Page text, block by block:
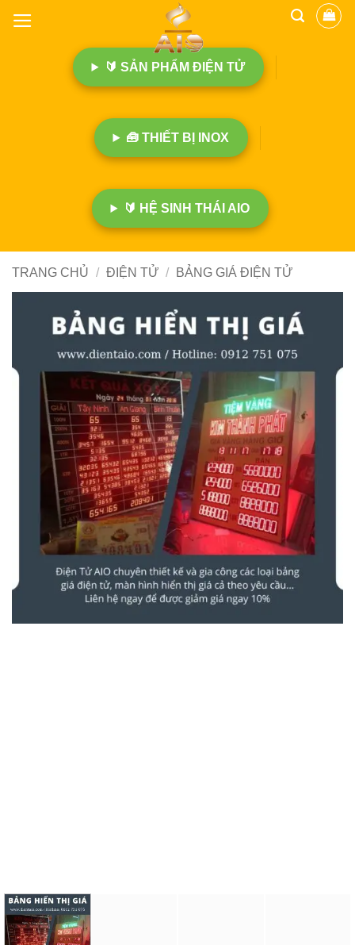
🔰 SẢN PHẨM ĐIỆN TỬ
🧰 THIẾT BỊ INOX
🔰 HỆ SINH THÁI AIO
TRANG CHỦ / ĐIỆN TỬ / BẢNG GIÁ ĐIỆN TỬ